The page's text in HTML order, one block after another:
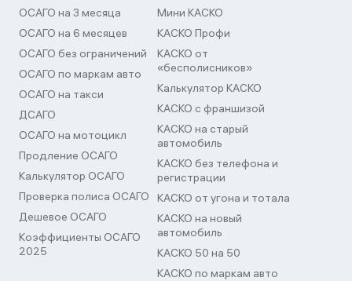
ОСАГО на 3 месяца
ОСАГО на 6 месяцев
ОСАГО без ограничений
ОСАГО по маркам авто
ОСАГО на такси
ДСАГО
ОСАГО на мотоцикл
Продление ОСАГО
Калькулятор ОСАГО
Проверка полиса ОСАГО
Дешевое ОСАГО
Коэффициенты ОСАГО
2025
Мини КАСКО
КАСКО Профи
КАСКО от
«бесполисников»
Калькулятор КАСКО
КАСКО с франшизой
КАСКО на старый
автомобиль
КАСКО без телефона и
регистрации
КАСКО от угона и тотала
КАСКО на новый
автомобиль
КАСКО 50 на 50
КАСКО по маркам авто